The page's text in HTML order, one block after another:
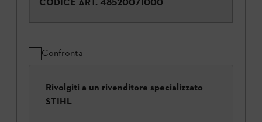
CODICE ART. 48520071000
Confronta
Rivolgiti a un rivenditore specializzato
STIHL